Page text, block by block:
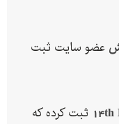
عضو سایت ثبت
ثبت کرده که